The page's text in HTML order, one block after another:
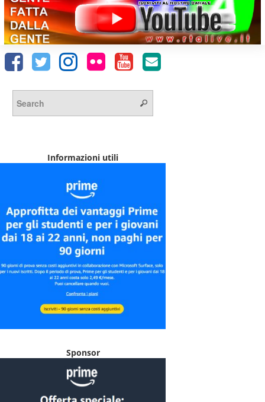
Informazioni utili
Sponsor